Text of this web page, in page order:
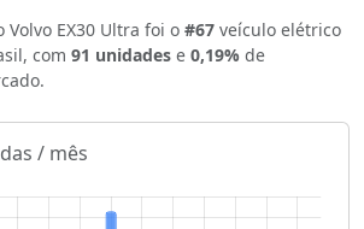
Volvo EX30 Ultra foi o #67 veículo elétrico
com 91 unidades e 0,19% de
/ mês